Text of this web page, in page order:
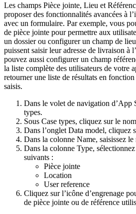
Les champs Pièce jointe, Lieu et
proposer des fonctionnalités avancées à
avec un formulaire. Par exemple, vous
de pièce jointe pour permettre aux
un dossier ou configurer un champ de
puissent saisir leur adresse de livraison à
pouvez aussi configurer un champ
la liste complète des utilisateurs de votre
retourner une liste de résultats en
saisis.
Dans le volet de navigation d’App
types.
Sous Case types, cliquez sur le
Dans l’onglet Data model, cliquez
Dans la colonne Name, saisissez
Dans la colonne Type,
suivants :
Pièce jointe
Location
User reference
Cliquez sur l’icône d’engrenage
de pièce jointe ou de référence